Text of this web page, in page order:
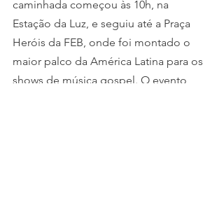
caminhada começou às 10h, na
Estação da Luz, e seguiu até a Praça
Heróis da FEB, onde foi montado o
maior palco da América Latina para os
shows de música gospel. O evento